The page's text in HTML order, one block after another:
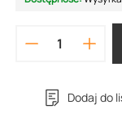
Dodaj do